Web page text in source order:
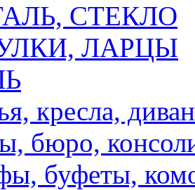
СТЕКЛО
ЛАРЦЫ
кресла,
бюро,
буфеты,